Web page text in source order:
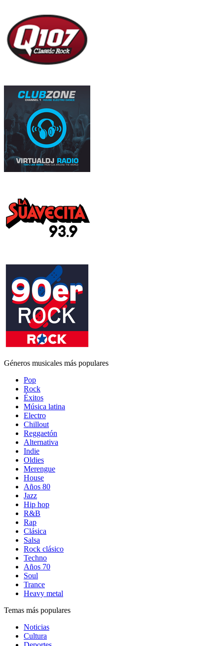
Géneros musicales más populares
Pop
Rock
Éxitos
Música latina
Electro
Chillout
Reggaetón
Alternativa
Indie
Oldies
Merengue
House
Años 80
Jazz
Hip hop
R&B
Rap
Clásica
Salsa
Rock clásico
Techno
Años 70
Soul
Trance
Heavy metal
Temas más populares
Noticias
Cultura